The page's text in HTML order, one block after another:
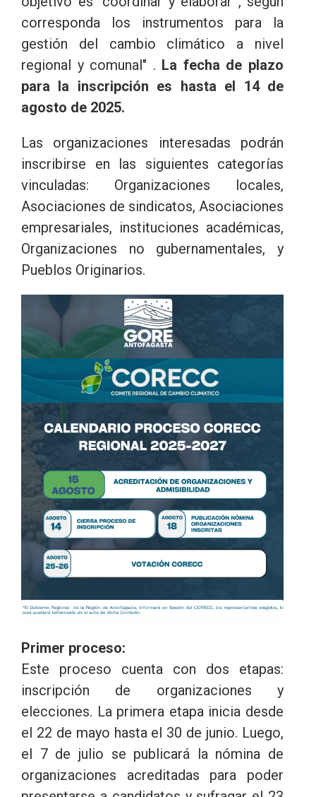
corresponda los instrumentos para la
gestión del cambio climático a nivel
regional y comunal" . La fecha de plazo
para la inscripción es hasta el 14 de
agosto de 2025.
Las organizaciones interesadas podrán
inscribirse en las siguientes categorías
vinculadas: Organizaciones locales,
Asociaciones de sindicatos, Asociaciones
empresariales, instituciones académicas,
Organizaciones no gubernamentales, y
Pueblos Originarios.
Primer proceso:
Este proceso cuenta con dos etapas:
inscripción de organizaciones y
elecciones. La primera etapa inicia desde
el 22 de mayo hasta el 30 de junio. Luego,
el 7 de julio se publicará la nómina de
organizaciones acreditadas para poder